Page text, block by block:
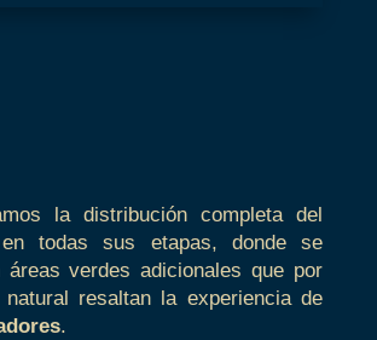
la distribución completa del
en todas sus etapas, donde se
áreas verdes adicionales que por
resaltan la experiencia de
.